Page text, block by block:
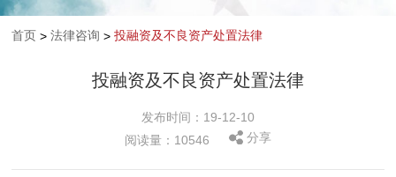
首页 >法律咨询 >投融资及不良资产处置法律
投融资及不良资产处置法律
发布时间：19-12-10
阅读量：10546
分享